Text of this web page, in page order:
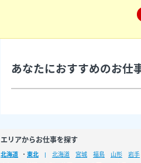
あなたにおすすめのお仕
エリアからお仕事を探す
北海道 ・ 東北 北海道 宮城 福島 山形 岩手